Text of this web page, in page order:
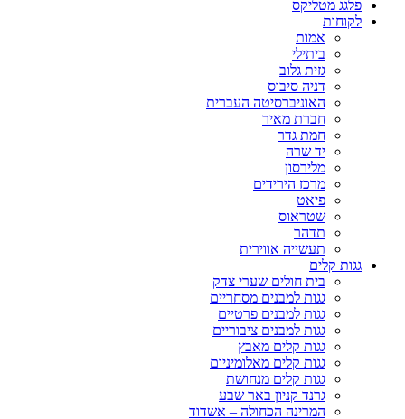
פלגג מטליקס
לקוחות
אמות
ביתילי
גזית גלוב
דניה סיבוס
האוניברסיטה העברית
חברת מאיר
חמת גדר
יד שרה
מלירסון
מרכז הירידים
פיאט
שטראוס
תדהר
תעשייה אווירית
גגות קלים
בית חולים שערי צדק
גגות למבנים מסחריים
גגות למבנים פרטיים
גגות למבנים ציבוריים
גגות קלים מאבץ
גגות קלים מאלומיניום
גגות קלים מנחושת
גרנד קניון באר שבע
המרינה הכחולה – אשדוד